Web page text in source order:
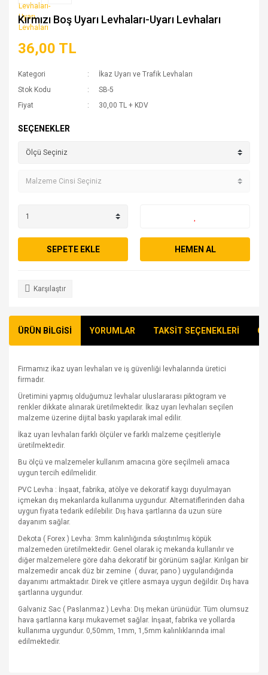
Kırmızı Boş Uyarı Levhaları-Uyarı Levhaları
36,00 TL
Kategori
İkaz Uyarı ve Trafik Levhaları
Stok Kodu
SB-5
Fiyat
30,00 TL + KDV
SEÇENEKLER
SEPETE EKLE HEMEN AL
Karşılaştır
ÜRÜN BİLGİSİ YORUMLAR TAKSİT SEÇENEKLERİ
Firmamız ikaz uyarı levhaları ve iş güvenliği levhalarında üretici
firmadır.
Üretimini yapmış olduğumuz levhalar uluslararası piktogram ve
renkler dikkate alınarak üretilmektedir. İkaz uyarı levhaları seçilen
malzeme üzerine dijital baskı yapılarak imal edilir.
İkaz uyarı levhaları farklı ölçüler ve farklı malzeme çeşitleriyle
üretilmektedir.
Bu ölçü ve malzemeler kullanım amacına göre seçilmeli amaca
uygun tercih edilmelidir.
PVC Levha : İnşaat, fabrika, atölye ve dekoratif kaygı duyulmayan
içmekan dış mekanlarda kullanıma uygundur. Alternatiflerinden daha
uygun fiyata tedarik edilebilir. Dış hava şartlarına da uzun süre
dayanım sağlar.
Dekota ( Forex ) Levha: 3mm kalınlığında sıkıştırılmış köpük
malzemeden üretilmektedir. Genel olarak iç mekanda kullanılır ve
diğer malzemelere göre daha dekoratif bir görünüm sağlar. Kırılgan bir
malzemedir ancak düz bir zemine ( duvar, pano ) uygulandığında
dayanımı artmaktadır. Direk ve çitlere asmaya uygun değildir. Dış hava
şartlarına uygundur.
Galvaniz Sac ( Paslanmaz ) Levha: Dış mekan ürünüdür. Tüm olumsuz
hava şartlarına karşı mukavemet sağlar. İnşaat, fabrika ve yollarda
kullanıma uygundur. 0,50mm, 1mm, 1,5mm kalınlıklarında imal
edilmektedir.